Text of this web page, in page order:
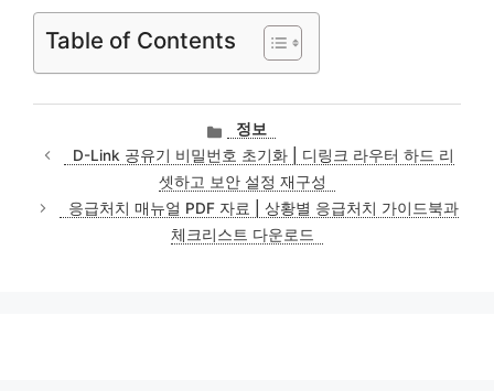
Table of Contents
카
테
고
리
정보
D-Link 공유기 비밀번호 초기화 | 디링크 라우터 하드 리
셋하고 보안 설정 재구성
응급처치 매뉴얼 PDF 자료 | 상황별 응급처치 가이드북과
체크리스트 다운로드